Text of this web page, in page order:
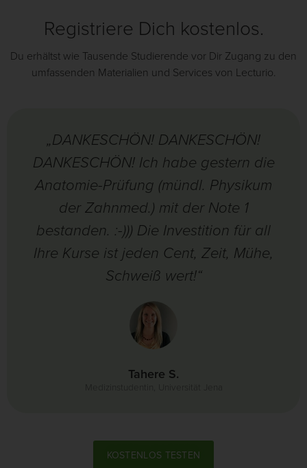
Registriere Dich kostenlos.
Du erhältst wie Tausende Studierende vor Dir Zugang zu den
umfassenden Materialien und Services von Lecturio.
„DANKESCHÖN! DANKESCHÖN!
DANKESCHÖN! Ich habe gestern die
Anatomie-Prüfung (mündl. Physikum
der Zahnmed.) mit der Note 1
bestanden. :-))) Die Investition für all
Ihre Kurse ist jeden Cent, Zeit, Mühe,
Schweiß wert!“
Tahere S.
KOSTENLOS TESTEN